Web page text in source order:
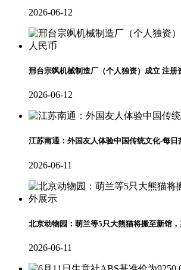
2026-06-12
邢台宗飒机械制造厂（个人独资）成立 注册
2026-06-12
江苏南通：外国友人体验中国传统文化-每日
2026-06-11
北京动物园：萌兰等5只大熊猫将搬至新馆
2026-06-11